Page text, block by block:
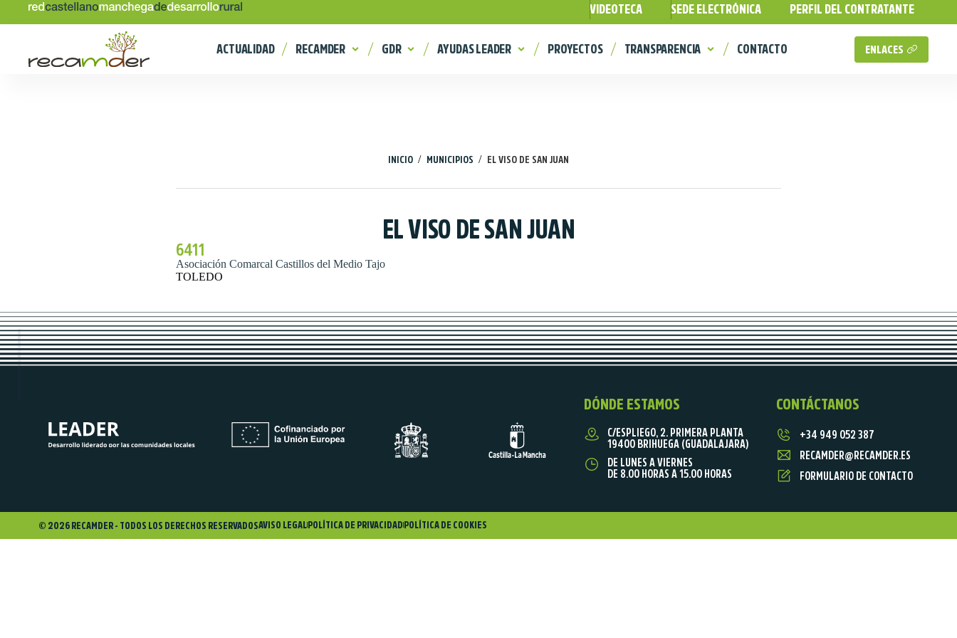
VIDEOTECA SEDE ELECTRÓNICA PERFIL DEL CONTRATANTE
ACTUALIDAD RECAMDER GDR AYUDAS LEADER PROYECTOS TRANSPARENCIA CONTACTO ENLACES
INICIO / MUNICIPIOS / EL VISO DE SAN JUAN
EL VISO DE SAN JUAN
6411
Asociación Comarcal Castillos del Medio Tajo
TOLEDO
DÓNDE ESTAMOS
C/ESPLIEGO, 2. PRIMERA PLANTA
19400 BRIHUEGA (GUADALAJARA)
DE LUNES A VIERNES
DE 8.00 HORAS A 15.00 HORAS
CONTÁCTANOS
+34 949 052 387
RECAMDER@RECAMDER.ES
FORMULARIO DE CONTACTO
© 2026 RECAMDER - TODOS LOS DERECHOS RESERVADOSAVISO LEGALPOLÍTICA DE PRIVACIDADPOLÍTICA DE COOKIES